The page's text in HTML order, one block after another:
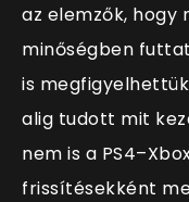
az elemzők, hogy
minőségben
is
alig tudott mit
nem is a
frissítésekként